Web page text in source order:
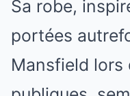
Sa robe,
portées
Mansfield lors